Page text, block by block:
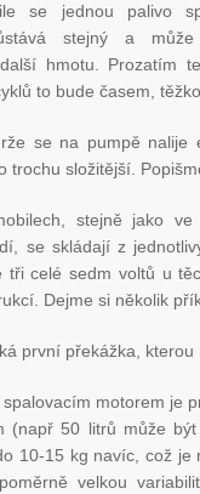
se jednou palivo
stejný a
hmotu. Prozatím
to bude časem,
se na pumpě
trochu složitější.
stejně jako
se skládají z
tři celé sedm voltů u
Dejme si několik
první překážka,
motorem je
(např 50 litrů může
10-15 kg navíc, což
velkou